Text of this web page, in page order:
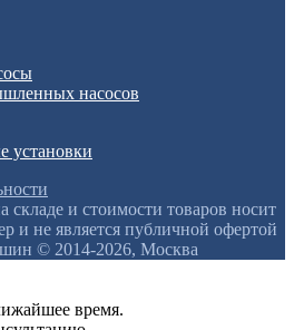
насосов
установки
и стоимости товаров носит
и не является публичной офертой
© 2014-2026, Москва
время.